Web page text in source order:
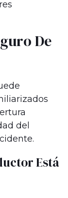
De
del
Está